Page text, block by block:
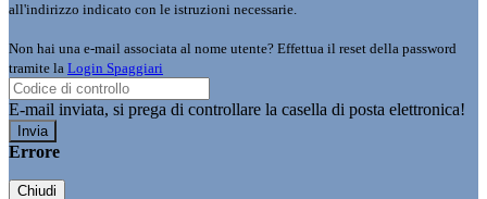
all'indirizzo indicato con le istruzioni necessarie.
Non hai una e-mail associata al nome utente? Effettua il reset della password
tramite la Login Spaggiari
E-mail inviata, si prega di controllare la casella di posta elettronica!
Errore
Chiudi